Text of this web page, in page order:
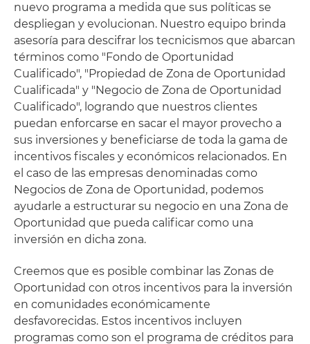
nuevo programa a medida que sus políticas se
despliegan y evolucionan. Nuestro equipo brinda
asesoría para descifrar los tecnicismos que abarcan
términos como "Fondo de Oportunidad
Cualificado", "Propiedad de Zona de Oportunidad
Cualificada" y "Negocio de Zona de Oportunidad
Cualificado", logrando que nuestros clientes
puedan enforcarse en sacar el mayor provecho a
sus inversiones y beneficiarse de toda la gama de
incentivos fiscales y económicos relacionados. En
el caso de las empresas denominadas como
Negocios de Zona de Oportunidad, podemos
ayudarle a estructurar su negocio en una Zona de
Oportunidad que pueda calificar como una
inversión en dicha zona.
Creemos que es posible combinar las Zonas de
Oportunidad con otros incentivos para la inversión
en comunidades económicamente
desfavorecidas. Estos incentivos incluyen
programas como son el programa de créditos para